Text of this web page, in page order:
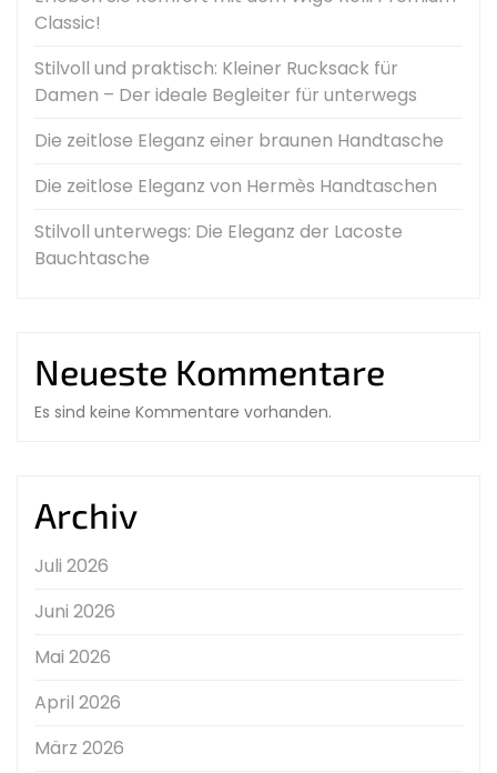
Classic!
Stilvoll und praktisch: Kleiner Rucksack für
Damen – Der ideale Begleiter für unterwegs
Die zeitlose Eleganz einer braunen Handtasche
Die zeitlose Eleganz von Hermès Handtaschen
Stilvoll unterwegs: Die Eleganz der Lacoste
Bauchtasche
Neueste Kommentare
Es sind keine Kommentare vorhanden.
Archiv
Juli 2026
Juni 2026
Mai 2026
April 2026
März 2026